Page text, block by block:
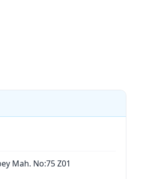
Mah. No:75 Z01